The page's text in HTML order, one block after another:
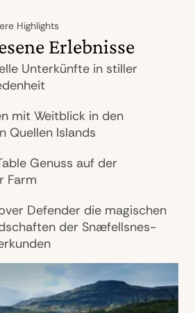
Highlights
Erlebnisse
Unterkünfte in stiller
mit Weitblick in den
Quellen Islands
Genuss auf der
Farm
Defender die magischen
der Snæfellsnes-